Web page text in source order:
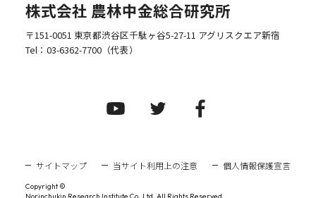
株式会社 農林中金総合研究所
〒151-0051 東京都渋谷区千駄ヶ谷5-27-11 アグリスクエア新宿
Tel： 03-6362-7700（代表）
サイトマップ 当サイト利用上の注意 個人情報保護宣言
Copyright ©
Norinchukin Research Institute Co.,Ltd. All Rights Reserved.